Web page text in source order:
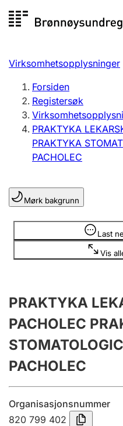
Registersøk
Aksjeselskap
Enkeltpersonforetak
Registrere, endre,
Registrere, endre, slette
Flere
Innsending og
Tinglysing
Jeger
Betaling og
Virksomhetsopplysninger
Forsiden
Registersøk
PRAKTYKA
PRAKTYKA
PACHOLEC
Mørk bakgrunn
Last
Vis
Opplysninger er skjult
PRAKTYKA
PACHOLEC
PACHOLEC
Organisasjonsnummer
820 799 402